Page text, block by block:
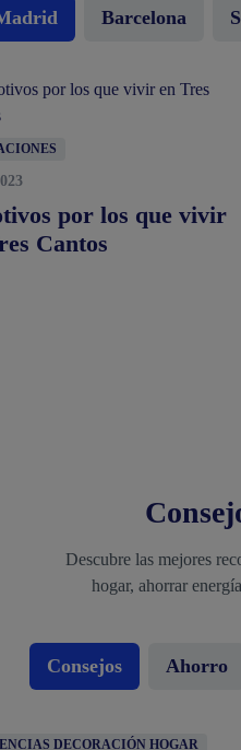
Barcelona
por los que vivir
Cantos
Descubre las mejores
hogar, ahorrar
Consejos Ahorro